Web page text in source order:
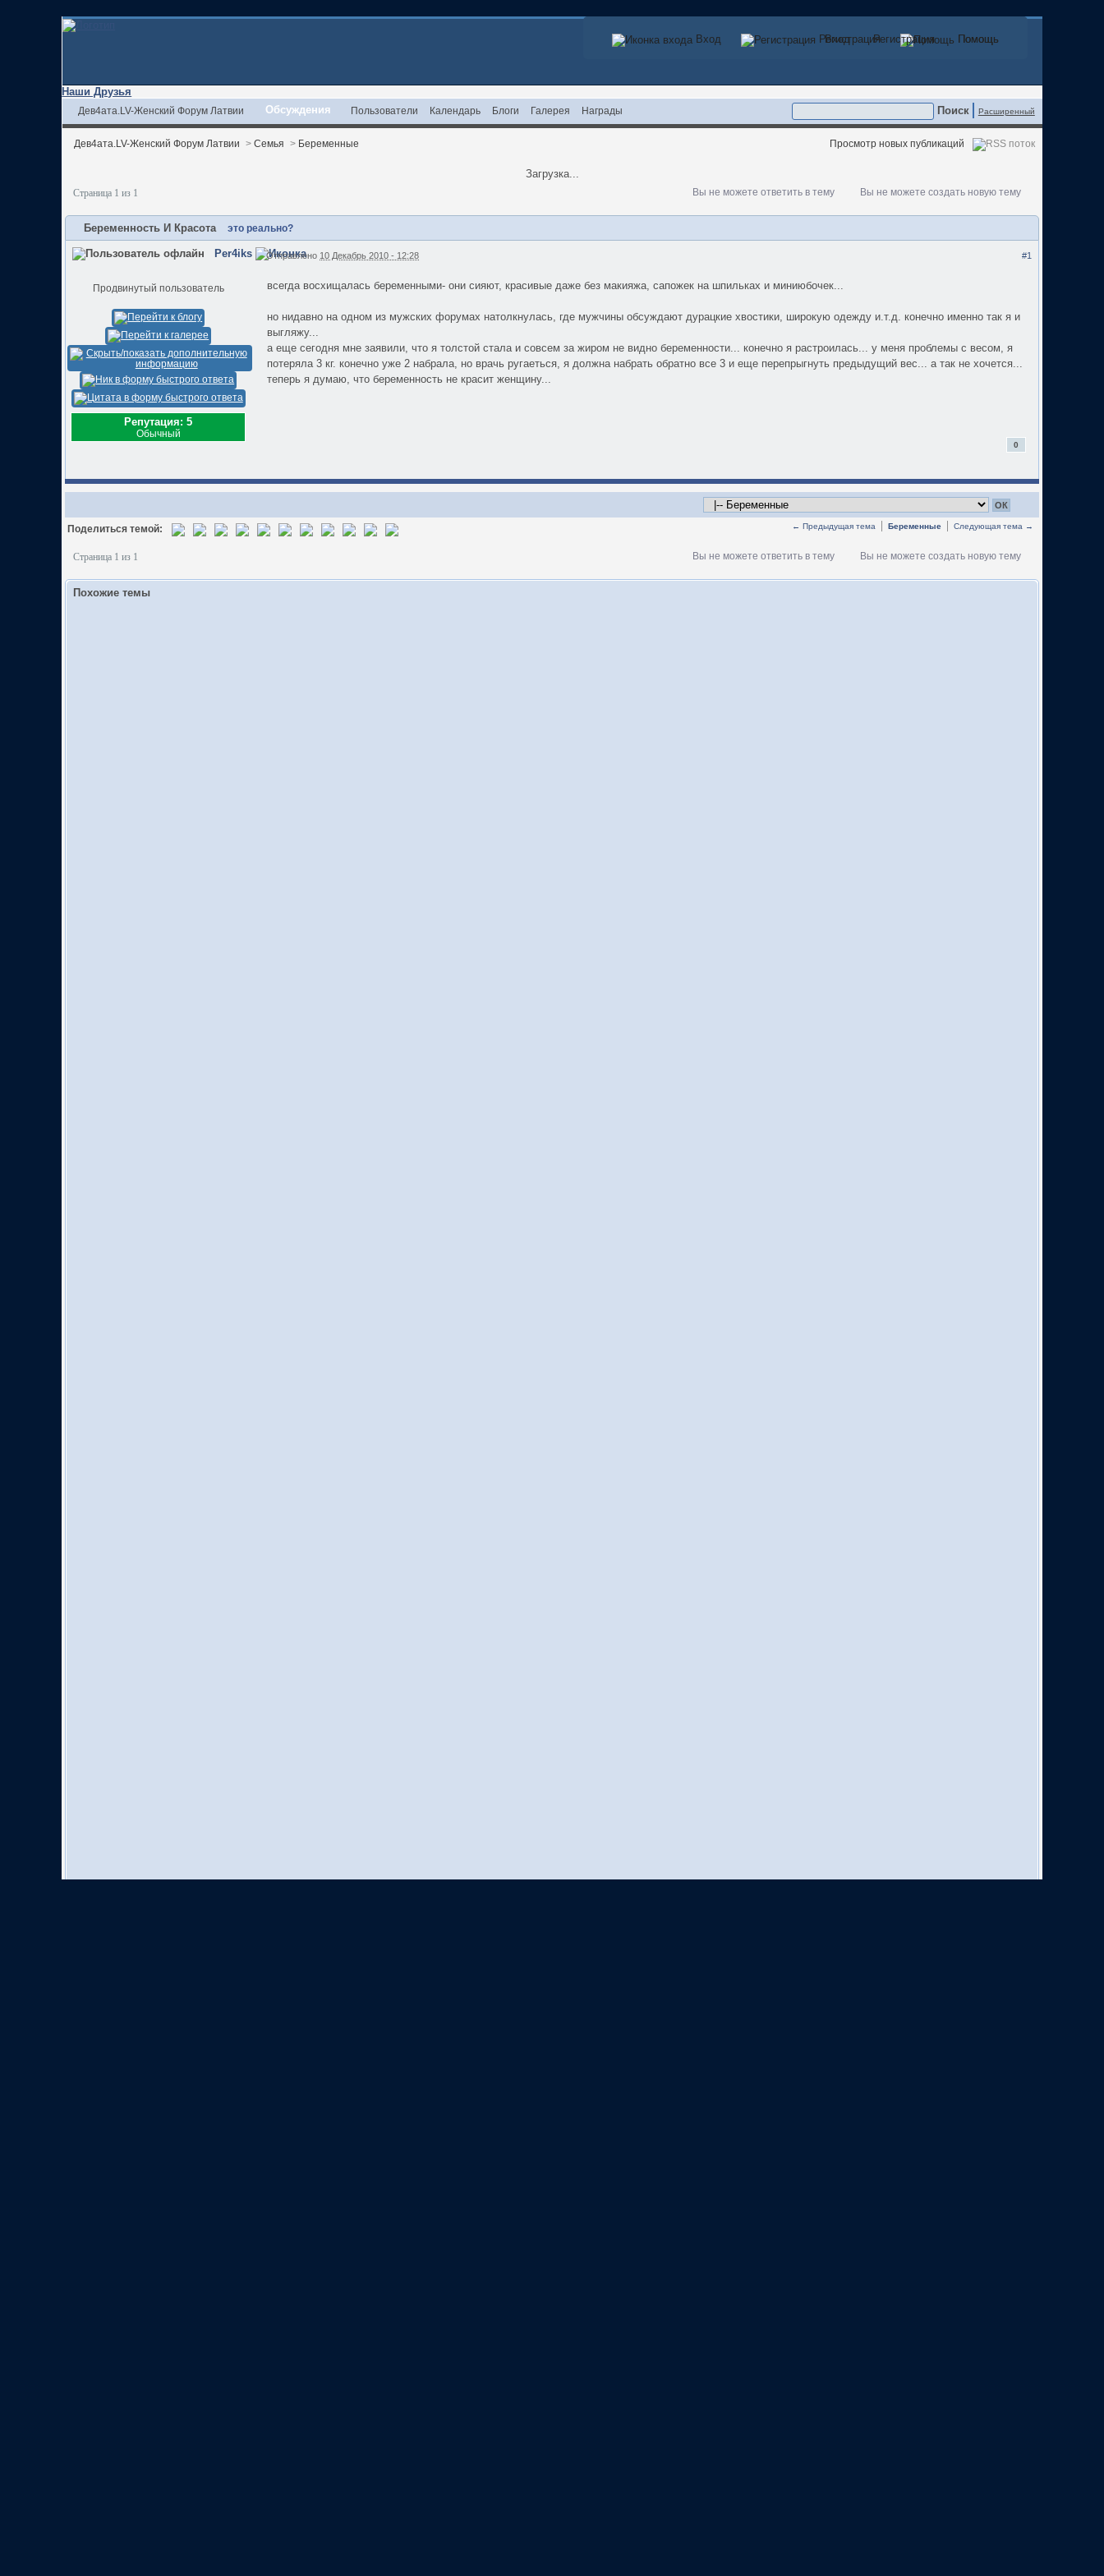
Вход Регистрация Помощь
Вход Регистрация Помощь
Наши Друзья
Расширенный
Дев4ата.LV-Женский Форум Латвии Обсуждения Пользователи Календарь Блоги Галерея Награды
Дев4ата.LV-Женский Форум Латвии > Семья > Беременные Просмотр новых публикаций
Загрузка...
Страница 1 из 1 Вы не можете создать новую тему
Вы не можете ответить в тему
Беременность И Красота это реально?
#1
Per4iks
Продвинутый пользователь
Репутация: 5
Обычный
Отправлено 10 Декабрь 2010 - 12:28
всегда восхищалась беременными- они сияют, красивые даже без макияжа, сапожек на шпильках и миниюбочек...
но нидавно на одном из мужских форумах натолкнулась, где мужчины обсуждают дурацкие хвостики, широкую одежду и.т.д. конечно именно так я и
выгляжу...
а еще сегодня мне заявили, что я толстой стала и совсем за жиром не видно беременности... конечно я растроилась... у меня проблемы с весом, я
потеряла 3 кг. конечно уже 2 набрала, но врачь ругаеться, я должна набрать обратно все 3 и еще перепрыгнуть предыдущий вес... а так не хочется...
теперь я думаю, что беременность не красит женщину...
0
← Предыдущая тема Беременные Следующая тема →
Поделиться темой:
Страница 1 из 1 Вы не можете создать новую тему
Вы не можете ответить в тему
Похожие темы